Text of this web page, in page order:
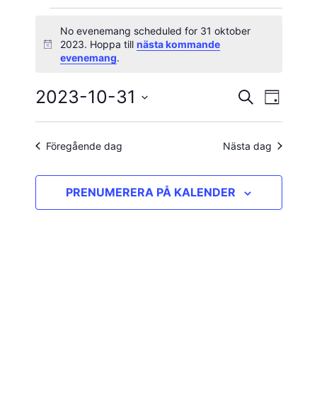
Evenemang
för
31
oktober
2023
Notis
No evenemang scheduled for 31 oktober
2023. Hoppa till nästa kommande
evenemang.
Search
and
Views
SÖK DAG
2023-10-31
Välj
Föregående dag Nästa dag
PRENUMERERA PÅ KALENDER